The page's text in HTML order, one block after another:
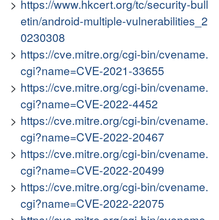
https://www.hkcert.org/tc/security-bull
etin/android-multiple-vulnerabilities_2
0230308
https://cve.mitre.org/cgi-bin/cvename.
cgi?name=CVE-2021-33655
https://cve.mitre.org/cgi-bin/cvename.
cgi?name=CVE-2022-4452
https://cve.mitre.org/cgi-bin/cvename.
cgi?name=CVE-2022-20467
https://cve.mitre.org/cgi-bin/cvename.
cgi?name=CVE-2022-20499
https://cve.mitre.org/cgi-bin/cvename.
cgi?name=CVE-2022-22075